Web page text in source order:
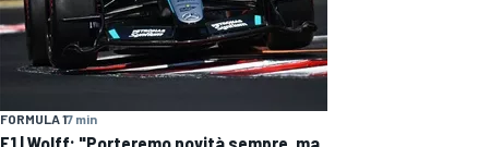
FORMULA 17 min
F1 | Wolff: "Porteremo novità sempre, ma